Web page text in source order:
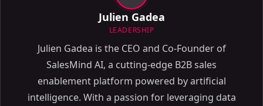
Julien Gadea
LEADERSHIP
Julien Gadea is the CEO and Co-Founder of
SalesMind AI, a cutting-edge B2B sales
enablement platform powered by artificial
intelligence. With a passion for leveraging data